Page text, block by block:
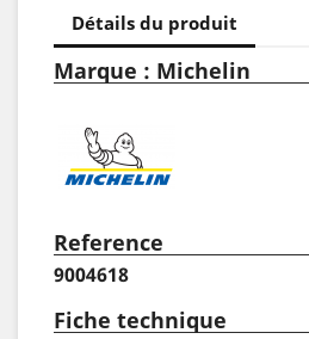
Détails du produit
Marque : Michelin
Reference
9004618
Fiche technique